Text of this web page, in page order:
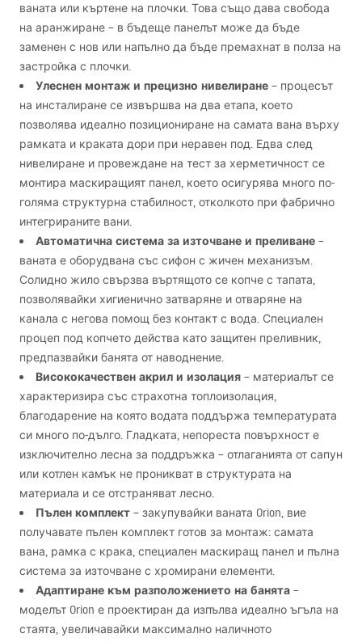
ваната или къртене на плочки. Това също дава свобода
на аранжиране – в бъдеще панелът може да бъде
заменен с нов или напълно да бъде премахнат в полза на
застройка с плочки.
Улеснен монтаж и прецизно нивелиране – процесът
на инсталиране се извършва на два етапа, което
позволява идеално позициониране на самата вана върху
рамката и краката дори при неравен под. Едва след
нивелиране и провеждане на тест за херметичност се
монтира маскиращият панел, което осигурява много по-
голяма структурна стабилност, отколкото при фабрично
интегрираните вани.
Автоматична система за източване и преливане –
ваната е оборудвана със сифон с жичен механизъм.
Солидно жило свързва въртящото се копче с тапата,
позволявайки хигиенично затваряне и отваряне на
канала с негова помощ без контакт с вода. Специален
процеп под копчето действа като защитен преливник,
предпазвайки банята от наводнение.
Висококачествен акрил и изолация – материалът се
характеризира със страхотна топлоизолация,
благодарение на която водата поддържа температурата
си много по-дълго. Гладката, непореста повърхност е
изключително лесна за поддръжка – отлаганията от сапун
или котлен камък не проникват в структурата на
материала и се отстраняват лесно.
Пълен комплект – закупувайки ваната Orion, вие
получавате пълен комплект готов за монтаж: самата
вана, рамка с крака, специален маскиращ панел и пълна
система за източване с хромирани елементи.
Адаптиране към разположението на банята –
моделът Orion е проектиран да изпълва идеално ъгъла на
стаята, увеличавайки максимално наличното